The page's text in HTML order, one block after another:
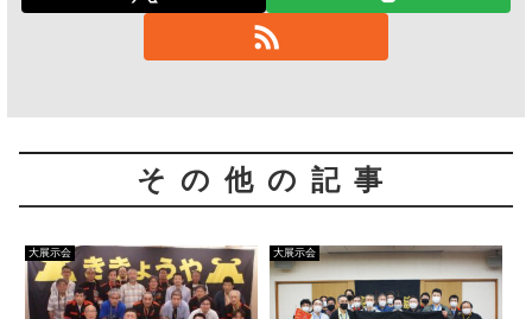
その他の記事
大展示会 大展示会